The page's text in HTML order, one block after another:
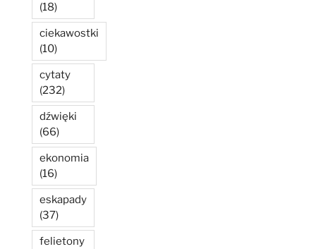
(18)
ciekawostki
(10)
cytaty
(232)
dźwięki
(66)
ekonomia
(16)
eskapady
(37)
felietony